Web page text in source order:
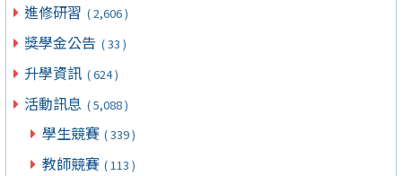
進修研習 ( 2,606 )
獎學金公告 ( 33 )
升學資訊 ( 624 )
活動訊息 ( 5,088 )
學生競賽 ( 339 )
教師競賽 ( 113 )